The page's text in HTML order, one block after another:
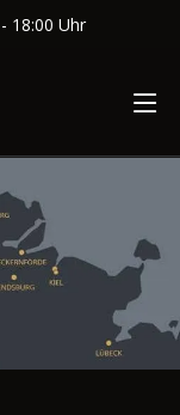
18:00 Uhr